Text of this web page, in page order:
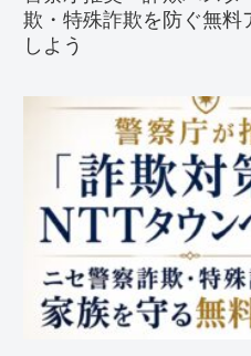
欺・特殊詐欺を防ぐ無料
しよう